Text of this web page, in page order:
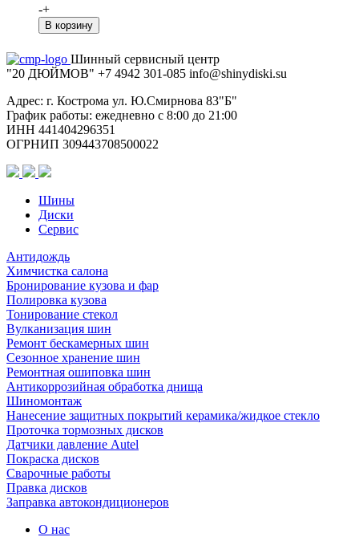
Количество
товара
Viatti
205/60R16
92T
Brina
Nordico
V-
522
TL
(шип.)
-+
В корзину
Шинный сервисный центр
"20 ДЮЙМОВ" +7 4942 301-085 info@shinydiski.su
Адрес: г. Кострома ул. Ю.Смирнова 83"Б"
График работы: ежедневно с 8:00 до 21:00
ИНН 441404296351
ОГРНИП 309443708500022
Шины
Диски
Сервис
Антидождь
Химчистка салона
Бронирование кузова и фар
Полировка кузова
Тонирование стекол
Вулканизация шин
Ремонт бескамерных шин
Сезонное хранение шин
Ремонтная ошиповка шин
Антикоррозийная обработка днища
Шиномонтаж
Нанесение защитных покрытий керамика/жидкое стекло
Проточка тормозных дисков
Датчики давление Autel
Покраска дисков
Сварочные работы
Правка дисков
Заправка автокондиционеров
О нас